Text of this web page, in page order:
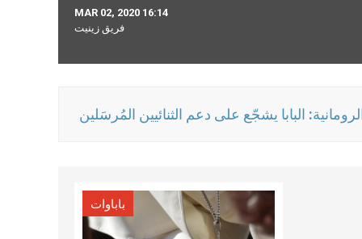
MAR 02, 2020 16:14
فريق زينيت
البابا يشجّع على دعم الثنائيين المُرسَلين
باباوات